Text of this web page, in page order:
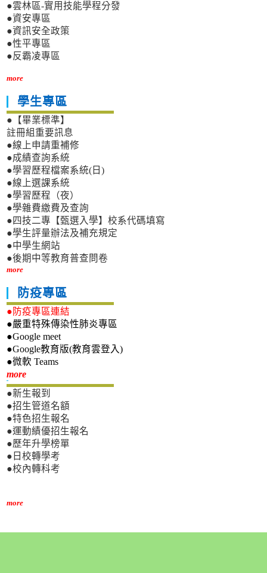
●雲林區-實用技能學程分發
●資安專區
●資訊安全政策
●性平專區
●反霸凌專區
more
學生專區
●【畢業標準】
註冊組重要訊息
●線上申請重補修
●成績查詢系統
●學習歷程檔案系統(日)
●線上選課系統
●學習歷程（夜）
●學雜費繳費及查詢
●四技二專【甄選入學】校系代碼填寫
●學生評量辦法及補充規定
●中學生網站
●後期中等教育普查問卷
more
防疫專區
●防疫專區連結
●嚴重特殊傳染性肺炎專區
●Google meet
●Google教育版(教育雲登入)
●微軟 Teams
more新生專區
●新生報到
●招生管道名額
●特色招生報名
●運動績優招生報名
●歷年升學榜單
●日校轉學考
●校內轉科考
more